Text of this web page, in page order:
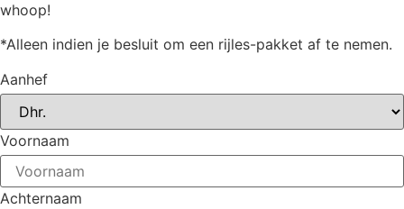
whoop!
*Alleen indien je besluit om een rijles-pakket af te nemen.
Aanhef
Voornaam
Achternaam